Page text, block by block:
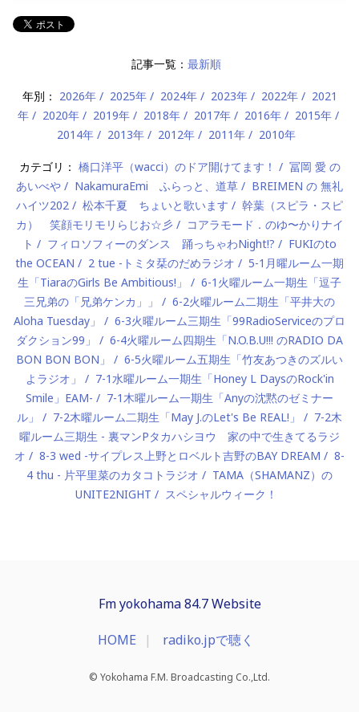
記事一覧： 最新順
年別： 2026年 2025年 2024年 2023年 2022年
2021
年
2020年 2019年 2018年 2017年 2016年
2015年
2014年
2013年 2012年 2011年 2010年
カテゴリ： 橋口洋平（wacci）のドア開けてます！
冨岡 愛 の
あいべや
NakamuraEmi ふらっと、道草
BREIMEN の 無礼
ハイツ202
松本千夏 ちょいと歌います
幹葉（スピラ・スピ
カ） 笑顔モリモリらじお☆彡
コアラモード．のゆ〜かりナイ
ト
フィロソフィーのダンス 踊っちゃわNight!?
FUKIのto
the OCEAN
2 tue -トミタ栞のだめラジオ
5-1月曜ルーム一期
生「TiaraのGirls Be Ambitious!」
6-1火曜ルーム一期生「逗子
三兄弟の「兄弟ケンカ」」
6-2火曜ルーム二期生「平井大の
Aloha Tuesday」
6-3火曜ルーム三期生「99RadioServiceのプロ
ダクション99」
6-4火曜ルーム四期生「N.O.B.U!!! のRADIO DA
BON BON BON」
6-5火曜ルーム五期生「竹友あつきのズルい
よラジオ」
7-1水曜ルーム一期生「Honey L DaysのRock'in
Smile」EAM-
7-1木曜ルーム一期生「Anyの沈黙のゼミナー
ル」
7-2木曜ルーム二期生「May J.のLet's Be REAL!」
7-2木
曜ルーム三期生 - 裏マンPタカハシヨウ 家の中で生きてるラジ
オ
8-3 wed -サイプレス上野とロベルト吉野のBAY DREAM
8-
4 thu - 片平里菜のカタコトラジオ
TAMA（SHAMANZ）の
UNITE2NIGHT
スペシャルウィーク！
Fm yokohama 84.7 Website
HOME radiko.jpで聴く
© Yokohama F.M. Broadcasting Co.,Ltd.